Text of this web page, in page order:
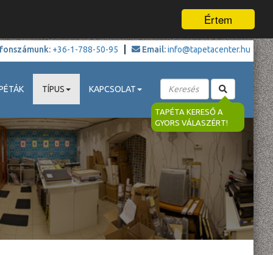
Értem
+36-1-788-50-95 Email:info@tapetacenter.hu
TÍPUS KAPCSOLAT
TAPÉTA KERESŐ A
GYORS VÁLASZÉRT!